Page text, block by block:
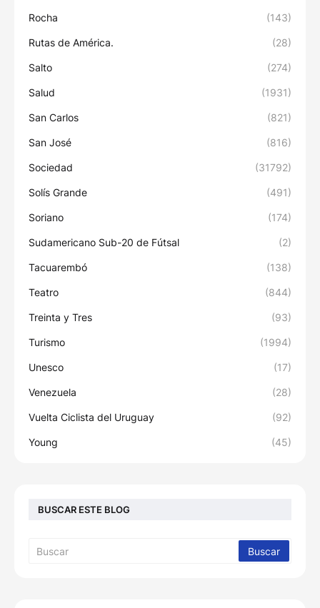
Rocha (143)
Rutas de América. (28)
Salto (274)
Salud (1931)
San Carlos (821)
San José (816)
Sociedad (31792)
Solís Grande (491)
Soriano (174)
Sudamericano Sub-20 de Fútsal (2)
Tacuarembó (138)
Teatro (844)
Treinta y Tres (93)
Turismo (1994)
Unesco (17)
Venezuela (28)
Vuelta Ciclista del Uruguay (92)
Young (45)
BUSCAR ESTE BLOG